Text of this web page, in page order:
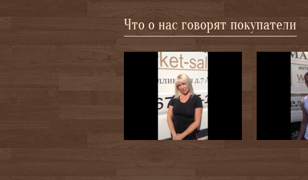
Что о нас говорят покупатели